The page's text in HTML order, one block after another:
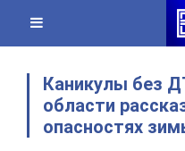
content
Каникулы без
области
опасностях